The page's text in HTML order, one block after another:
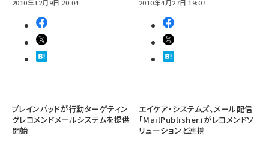
2010年12月9日 20:04 2010年4月27日 19:07
ブレインパッドが行動ターゲティン
グレコメンドメールシステムを提供
開始
エイケア・システムズ、メール配信
「MailPublisher」がレコメンドソ
リューションと連携